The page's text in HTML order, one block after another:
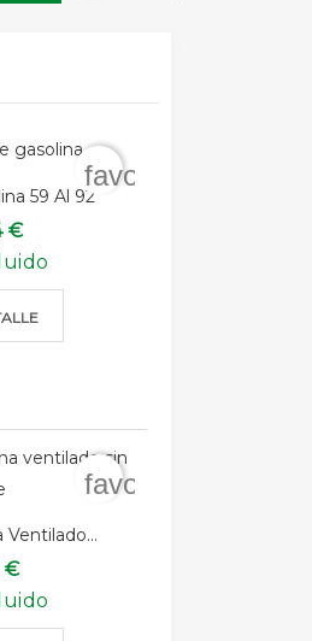
59 Al 92
€
favorite_border
Ventilado...
€
favorite_border